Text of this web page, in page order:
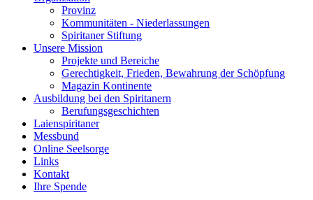
Provinz
Kommunitäten - Niederlassungen
Spiritaner Stiftung
Unsere Mission
Projekte und Bereiche
Gerechtigkeit, Frieden, Bewahrung der Schöpfung
Magazin Kontinente
Ausbildung bei den Spiritanern
Berufungsgeschichten
Laienspiritaner
Messbund
Online Seelsorge
Links
Kontakt
Ihre Spende